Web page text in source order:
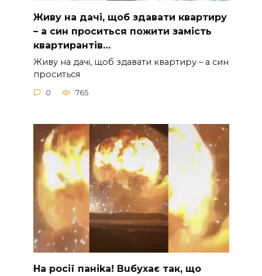
Живу на дачі, щоб здавати квартиру
– а син проситься пожити замість
квартирантів…
Живу на дачі, щоб здавати квартиру – а син
проситься
0 765
На рocії паніkа! Вuбухає так, що